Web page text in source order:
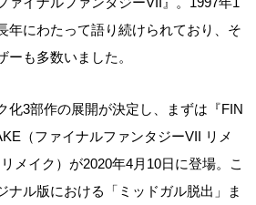
年にわたって語り続けられており、そ
も多数いました。
化3部作の展開が決定し、まずは『FIN
（ファイナルファンタジーVII リメ
メイク）が2020年4月10日に登場。こ
ナル版における「ミッドガル脱出」ま